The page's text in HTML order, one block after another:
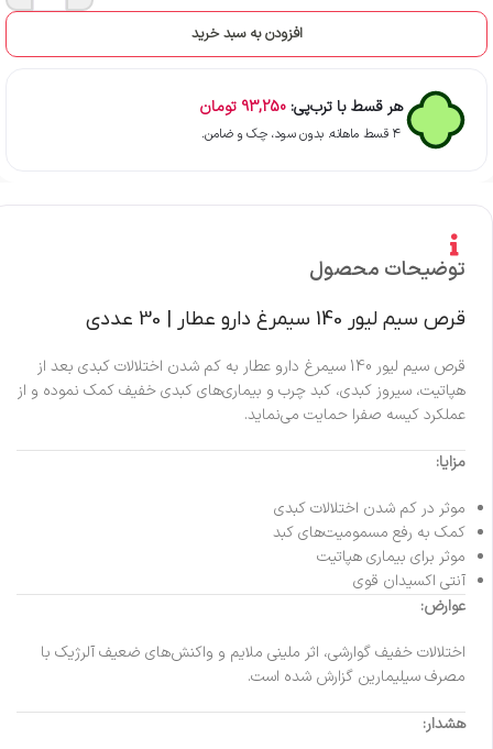
افزودن به سبد خرید
هر قسط با ترب‌پی: 93,250 تومان
۴ قسط ماهانه. بدون سود، چک و ضامن.
توضیحات محصول
قرص سیم لیور 140 سیمرغ دارو عطار | 30 عددی
قرص سیم لیور 140 سیمرغ دارو عطار به کم شدن اختلالات کبدی بعد از
هپاتیت، سیروز کبدی، کبد چرب و بیماری‌های کبدی خفیف کمک نموده و از
عملکرد کیسه صفرا حمایت می‌نماید.
مزایا:
موثر در کم شدن اختلالات کبدی
کمک به رفع مسمومیت‌های کبد
موثر برای بیماری‌ هپاتیت
آنتی اکسیدان قوی
عوارض:
اختلالات خفیف گوارشی، اثر ملینی ملایم و واکنش‌های ضعیف آلرژیک با
مصرف سیلیمارین گزارش شده است.
هشدار: